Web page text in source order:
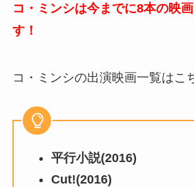
コ・ミンシは今までに8本の映
す！
コ・ミンシの出演映画一覧はこ
平行小説(2016)
Cut!(2016)